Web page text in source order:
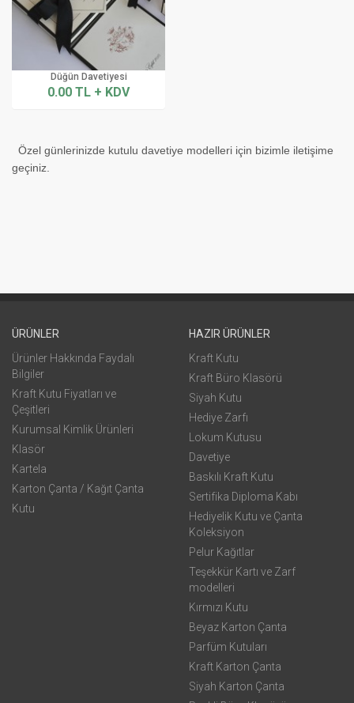
Düğün Davetiyesi
0.00 TL + KDV
Özel günlerinizde kutulu davetiye modelleri için bizimle iletişime
geçiniz.
ÜRÜNLER
Ürünler Hakkında Faydalı
Bilgiler
Kraft Kutu Fiyatları ve
Çeşitleri
Kurumsal Kimlik Ürünleri
Klasör
Kartela
Karton Çanta / Kağıt Çanta
Kutu
HAZIR ÜRÜNLER
Kraft Kutu
Kraft Büro Klasörü
Siyah Kutu
Hediye Zarfı
Lokum Kutusu
Davetiye
Baskılı Kraft Kutu
Sertifika Diploma Kabı
Hediyelik Kutu ve Çanta
Koleksiyon
Pelur Kağıtlar
Teşekkür Kartı ve Zarf
modelleri
Kırmızı Kutu
Beyaz Karton Çanta
Parfüm Kutuları
Kraft Karton Çanta
Siyah Karton Çanta